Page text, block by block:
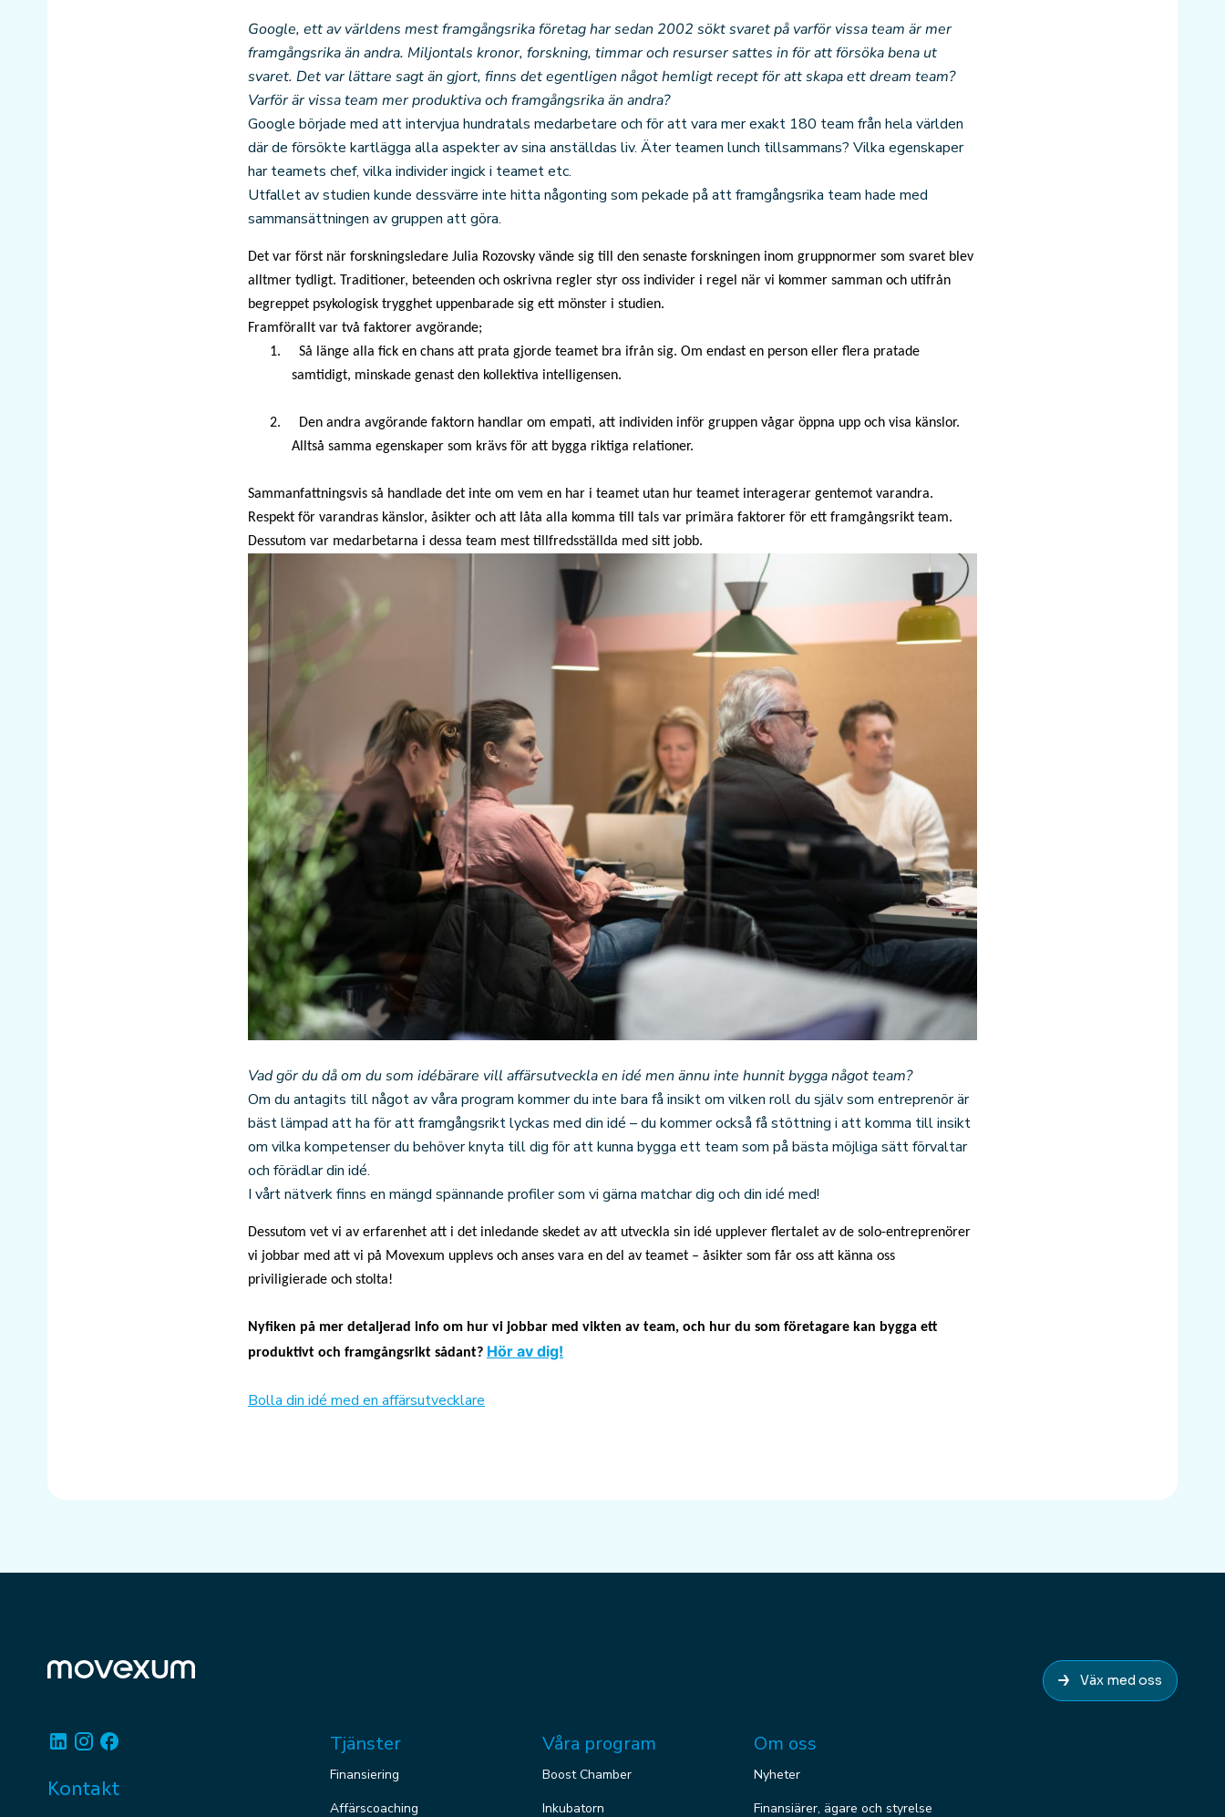
Google, ett av världens mest framgångsrika företag har sedan 2002 sökt svaret på varför vissa team är mer
framgångsrika än andra. Miljontals kronor, forskning, timmar och resurser sattes in för att försöka bena ut
svaret. Det var lättare sagt än gjort, finns det egentligen något hemligt recept för att skapa ett dream team?
Varför är vissa team mer produktiva och framgångsrika än andra?
Google började med att intervjua hundratals medarbetare och för att vara mer exakt 180 team från hela världen
där de försökte kartlägga alla aspekter av sina anställdas liv. Äter teamen lunch tillsammans? Vilka egenskaper
har teamets chef, vilka individer ingick i teamet etc.
Utfallet av studien kunde dessvärre inte hitta någonting som pekade på att framgångsrika team hade med
sammansättningen av gruppen att göra.
Det var först när forskningsledare Julia Rozovsky vände sig till den senaste forskningen inom gruppnormer som svaret blev
alltmer tydligt. Traditioner, beteenden och oskrivna regler styr oss individer i regel när vi kommer samman och utifrån
begreppet psykologisk trygghet uppenbarade sig ett mönster i studien.
Framförallt var två faktorer avgörande;
1. Så länge alla fick en chans att prata gjorde teamet bra ifrån sig. Om endast en person eller flera pratade
samtidigt, minskade genast den kollektiva intelligensen.
2. Den andra avgörande faktorn handlar om empati, att individen inför gruppen vågar öppna upp och visa känslor.
Alltså samma egenskaper som krävs för att bygga riktiga relationer.
Sammanfattningsvis så handlade det inte om vem en har i teamet utan hur teamet interagerar gentemot varandra.
Respekt för varandras känslor, åsikter och att låta alla komma till tals var primära faktorer för ett framgångsrikt team.
Dessutom var medarbetarna i dessa team mest tillfredsställda med sitt jobb.
Vad gör du då om du som idébärare vill affärsutveckla en idé men ännu inte hunnit bygga något team?
Om du antagits till något av våra program kommer du inte bara få insikt om vilken roll du själv som entreprenör är
bäst lämpad att ha för att framgångsrikt lyckas med din idé – du kommer också få stöttning i att komma till insikt
om vilka kompetenser du behöver knyta till dig för att kunna bygga ett team som på bästa möjliga sätt förvaltar
och förädlar din idé.
I vårt nätverk finns en mängd spännande profiler som vi gärna matchar dig och din idé med!
Dessutom vet vi av erfarenhet att i det inledande skedet av att utveckla sin idé upplever flertalet av de solo-entreprenörer
vi jobbar med att vi på Movexum upplevs och anses vara en del av teamet – åsikter som får oss att känna oss
priviligierade och stolta!
Nyfiken på mer detaljerad info om hur vi jobbar med vikten av team, och hur du som företagare kan bygga ett
produktivt och framgångsrikt sådant? Hör av dig!
Bolla din idé med en affärsutvecklare
Väx med oss
LinkedinInstagram
Kontakt
Tjänster
Finansiering
Affärscoaching
Våra program
Boost Chamber
Inkubatorn
Om oss
Nyheter
Finansiärer, ägare och styrelse